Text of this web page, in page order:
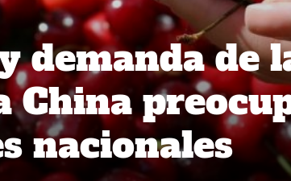
demanda de
China
nacionales